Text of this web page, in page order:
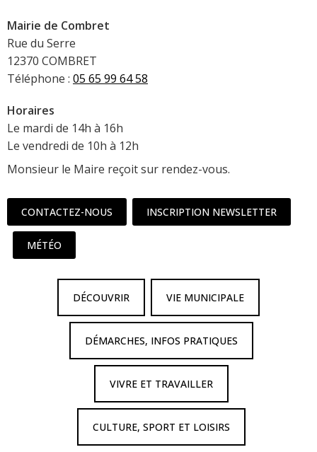
Mairie de Combret
Rue du Serre
12370 COMBRET
Téléphone : 05 65 99 64 58
Horaires
Le mardi de 14h à 16h
Le vendredi de 10h à 12h
Monsieur le Maire reçoit sur rendez-vous.
CONTACTEZ-NOUS INSCRIPTION NEWSLETTER
MÉTÉO
DÉCOUVRIR VIE MUNICIPALE
DÉMARCHES, INFOS PRATIQUES
VIVRE ET TRAVAILLER
CULTURE, SPORT ET LOISIRS